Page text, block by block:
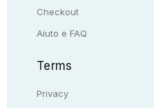
Checkout
Aiuto e FAQ
Terms
Privacy